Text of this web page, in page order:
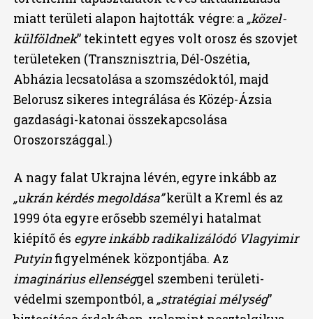
miatt területi alapon hajtották végre: a „közel-
külföldnek” tekintett egyes volt orosz és szovjet
területeken (Transznisztria, Dél-Oszétia,
Abházia lecsatolása a szomszédoktól, majd
Belorusz sikeres integrálása és Közép-Ázsia
gazdasági-katonai összekapcsolása
Oroszországgal.)
A nagy falat Ukrajna lévén, egyre inkább az
„ukrán kérdés megoldása”került a Kreml és az
1999 óta egyre erősebb személyi hatalmat
kiépítő és egyre inkább radikalizálódó Vlagyimir
Putyinfigyelmének központjába. Az
imaginárius ellenséggel szembeni területi-
védelmi szempontból, a „stratégiai mélység”